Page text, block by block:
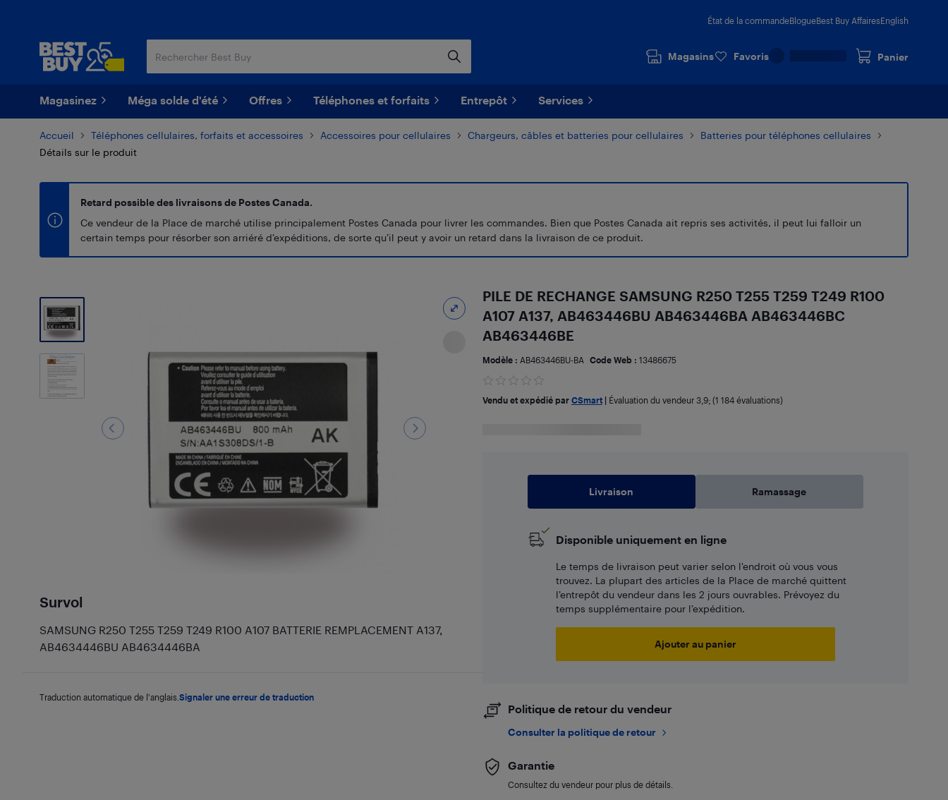
État de la commandeBlogueBest Buy AffairesEnglish
Magasins Favoris Panier
Magasinez Méga solde d'été Offres Téléphones et forfaits Entrepôt Services
Accueil Téléphones cellulaires, forfaits et accessoires Accessoires pour cellulaires Chargeurs, câbles et batteries pour cellulaires
Batteries pour téléphones cellulaires
Détails sur le produit
Retard possible des livraisons de Postes Canada.
Ce vendeur de la Place de marché utilise principalement Postes Canada pour livrer les commandes. Bien que Postes Canada ait repris ses activités, il peut lui falloir un
certain temps pour résorber son arriéré d’expéditions, de sorte qu’il peut y avoir un retard dans la livraison de ce produit.
Survol
SAMSUNG R250 T255 T259 T249 R100 A107 BATTERIE REMPLACEMENT A137,
AB4634446BU AB4634446BA
Traduction automatique de l'anglais. Signaler une erreur de traduction
PILE DE RECHANGE SAMSUNG R250 T255 T259 T249 R100
A107 A137, AB463446BU AB463446BA AB463446BC
AB463446BE
Modèle : AB463446BU-BA Code Web : 13486675
Vendu et expédié par CSmart| Évaluation du vendeur 3,9; (1 184 évaluations)
Livraison Ramassage
Disponible uniquement en ligne
Le temps de livraison peut varier selon l'endroit où vous vous
trouvez. La plupart des articles de la Place de marché quittent
l’entrepôt du vendeur dans les 2 jours ouvrables. Prévoyez du
temps supplémentaire pour l’expédition.
Ajouter au panier
Politique de retour du vendeur
Consulter la politique de retour
Garantie
Consultez du vendeur pour plus de détails.